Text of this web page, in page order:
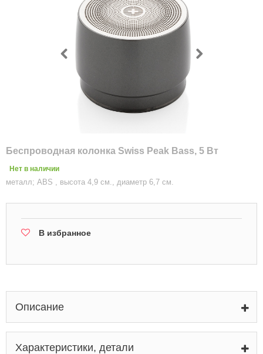
Беспроводная колонка Swiss Peak Bass, 5 Вт
Нет в наличии
металл; ABS , высота 4,9 см., диаметр 6,7 см.
В избранное
Описание
Характеристики, детали